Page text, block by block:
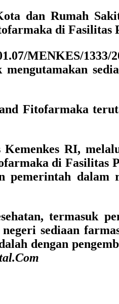
dan Rumah
di Fasilitas
MENKES/1333/
Fitofarmaka
RI,
di Fasilitas
dalam
termasuk
sediaan
dengan